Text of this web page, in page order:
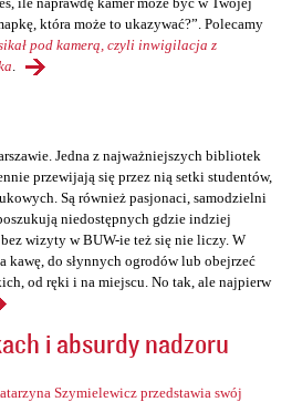
która może to ukazywać?”. Polecamy
pod kamerą, czyli inwigilacja z
Jedna z najważniejszych bibliotek
przewijają się przez nią setki studentów,
Są również pasjonaci, samodzielni
niedostępnych gdzie indziej
wizyty w BUW-ie też się nie liczy. W
do słynnych ogrodów lub obejrzeć
od ręki i na miejscu. No tak, ale najpierw
i absurdy nadzoru
Szymielewicz przedstawia swój